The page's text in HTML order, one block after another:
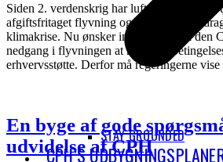
STAY GROUNDED
CPH’S
Siden 2. verdenskrig har luftfartsindustrien
afgiftsfritaget flyvning og har massivt
klimakrise. Nu ønsker industrien med den
nedgang i flyvningen at modtage
erhvervsstøtte. Derfor må regeringerne
En byge af gode
udvidelse af CPH